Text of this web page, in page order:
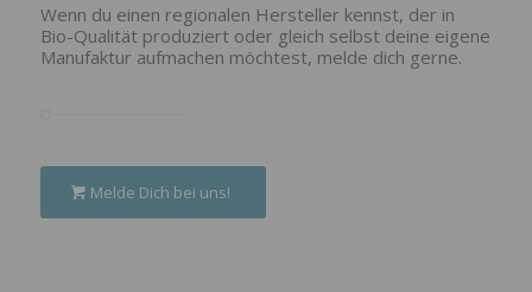
Wenn du einen regionalen Hersteller kennst, der in
Bio-Qualität produziert oder gleich selbst deine eigene
Manufaktur aufmachen möchtest, melde dich gerne.
Melde Dich bei uns!